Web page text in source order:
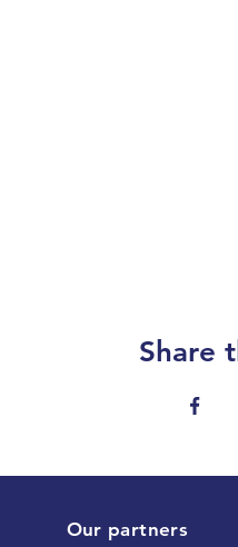
Share
Our partners